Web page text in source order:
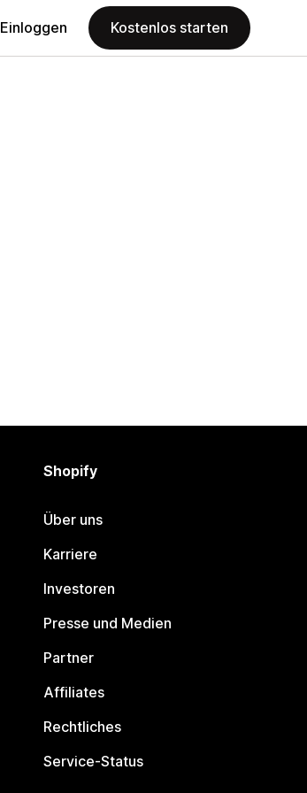
Einloggen Kostenlos starten
Shopify
Über uns
Karriere
Investoren
Presse und Medien
Partner
Affiliates
Rechtliches
Service-Status